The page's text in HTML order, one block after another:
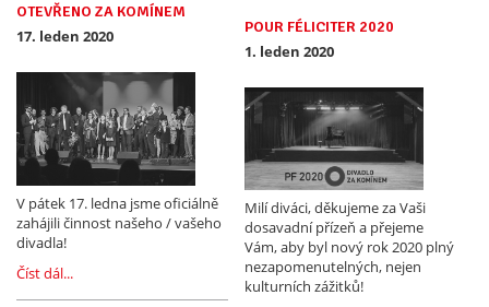
OTEVŘENO ZA KOMÍNEM
17. leden 2020
V pátek 17. ledna jsme oficiálně
zahájili činnost našeho / vašeho
divadla!
Číst dál...
POUR FÉLICITER 2020
1. leden 2020
Milí diváci, děkujeme za Vaši
dosavadní přízeň a přejeme
Vám, aby byl nový rok 2020 plný
nezapomenutelných, nejen
kulturních zážitků!